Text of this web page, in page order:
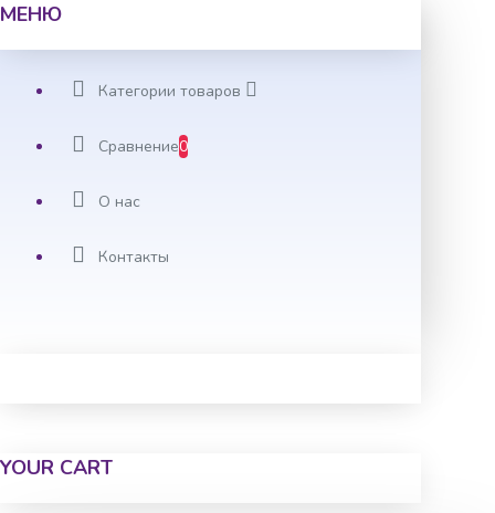
МЕНЮ
Категории товаров
Сравнение0
О нас
Контакты
YOUR CART